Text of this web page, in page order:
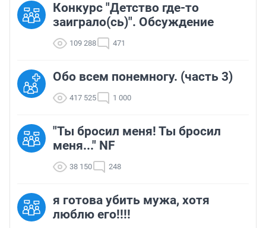
Конкурс "Детство где-то
заиграло(сь)". Обсуждение
109 288 471
Обо всем понемногу. (часть 3)
417 525 1 000
"Ты бросил меня! Ты бросил
меня..." NF
38 150 248
я готова убить мужа, хотя
люблю его!!!!